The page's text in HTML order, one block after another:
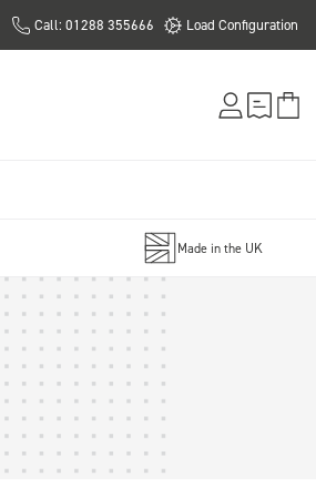
Call: 01288 355666 Load Configuration
Made in the UK